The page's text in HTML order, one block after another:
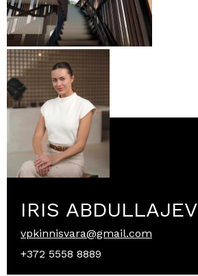
IRIS ABDULLAJEV
vpkinnisvara@gmail.com
+372 5558 8889